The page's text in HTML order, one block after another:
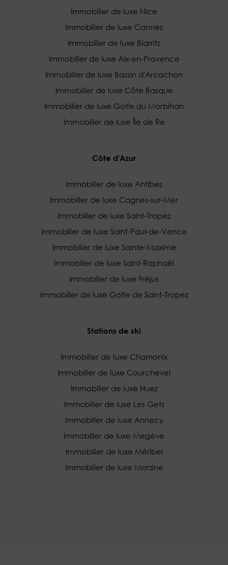
Immobilier de luxe Nice
Immobilier de luxe Cannes
Immobilier de luxe Biarritz
Immobilier de luxe Aix-en-Provence
Immobilier de luxe Bassin d'Arcachon
Immobilier de luxe Côte Basque
Immobilier de luxe Golfe du Morbihan
Immobilier de luxe Île de Ré
Côte d'Azur
Immobilier de luxe Antibes
Immobilier de luxe Cagnes-sur-Mer
Immobilier de luxe Saint-Tropez
Immobilier de luxe Saint-Paul-de-Vence
Immobilier de luxe Sainte-Maxime
Immobilier de luxe Saint-Raphaël
Immobilier de luxe Fréjus
Immobilier de luxe Golfe de Saint-Tropez
Stations de ski
Immobilier de luxe Chamonix
Immobilier de luxe Courchevel
Immobilier de luxe Huez
Immobilier de luxe Les Gets
Immobilier de luxe Annecy
Immobilier de luxe Megève
Immobilier de luxe Méribel
Immobilier de luxe Morzine